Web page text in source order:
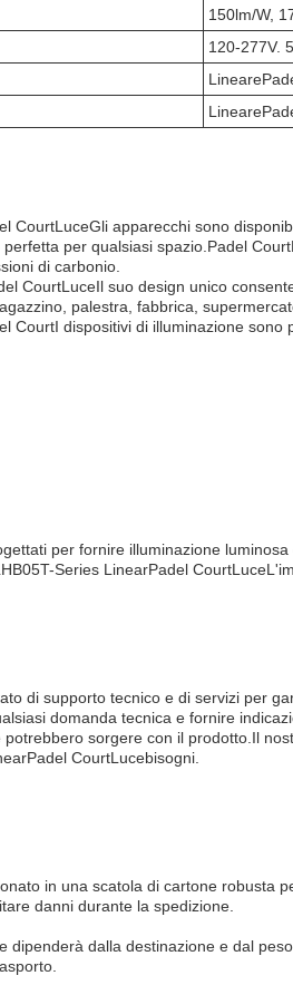
150lm/W,
120-277V.
Lineare
Lineare
CourtLuceGli apparecchi sono
per qualsiasi spazio. Padel Court
di carbonio.
CourtLuceIl suo design unico
palestra, fabbrica,
CourtI dispositivi di illuminazione sono
per fornire illuminazione
Series LinearPadel CourtLuce
di supporto tecnico e di servizi per
domanda tecnica e fornire
sorgere con il prodotto.Il
Padel CourtLucebisogni.
in una scatola di cartone robusta
danni durante la spedizione.
dipenderà dalla destinazione e dal